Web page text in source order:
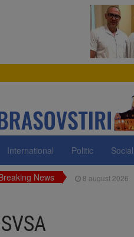
International Politic Social
News 8 august 2026